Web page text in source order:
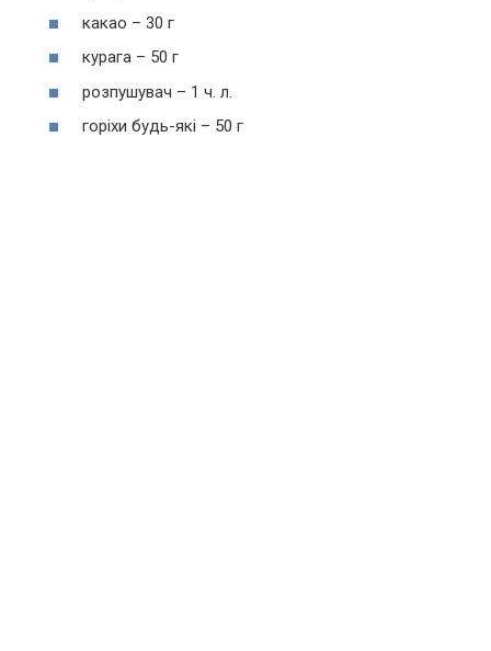
какао – 30 г
курага – 50 г
розпушувач – 1 ч. л.
горіхи будь-які – 50 г